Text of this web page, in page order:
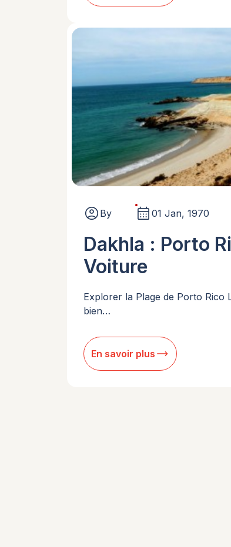
account_circle By calendar_month 01 Jan, 1970
Dakhla : Porto
Voiture
Explorer la Plage de Porto Rico
bien…
En savoir plus trending_flat